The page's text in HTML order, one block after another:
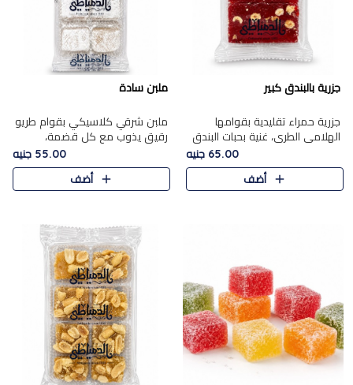
جزرية بالبندق كبير
جزرية حمراء تقليدية بقوامها
الهلامي الطري، غنية بحبات البندق
الفاخرة التي تضيف قرمشة راقية
إلى قوامها الناعم، لتقدم مزيجًا
متوازنًا من النكه..
65.00 جنيه
أضف
ملبن سادة
ملبن شرقي كلاسيكي بقوام طريو
رقيق يذوب مع كل قضمة،
مغطى بطبقة ناعمة من السكر
البودرة ليقدم المذاق الأصيل الذي
ارتبط بحلويات المولد التقليدي..
55.00 جنيه
أضف